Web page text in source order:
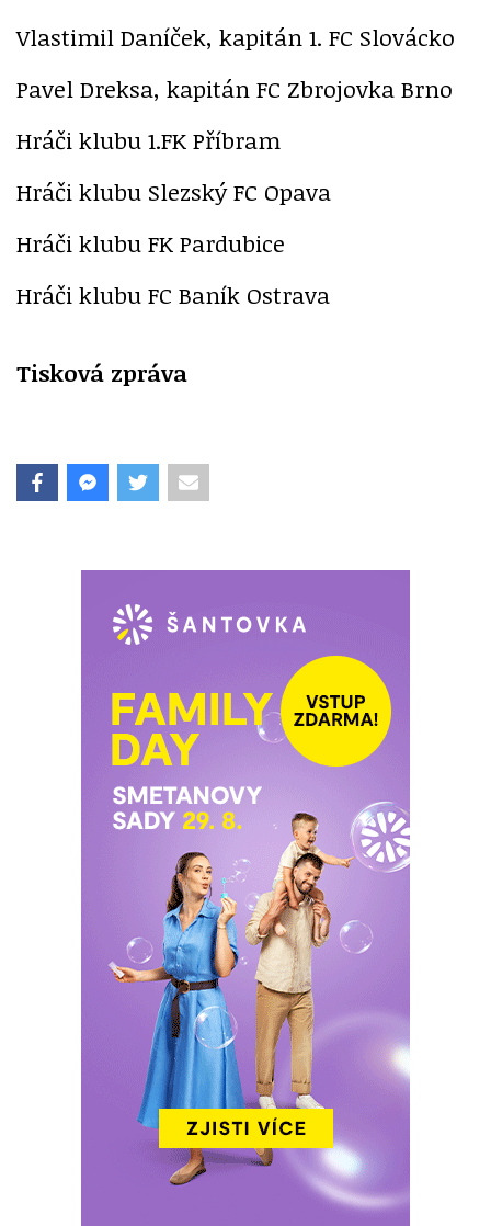
Vlastimil Daníček, kapitán 1. FC Slovácko
Pavel Dreksa, kapitán FC Zbrojovka Brno
Hráči klubu 1.FK Příbram
Hráči klubu Slezský FC Opava
Hráči klubu FK Pardubice
Hráči klubu FC Baník Ostrava
Tisková zpráva